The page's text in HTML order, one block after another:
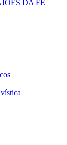
DA FE